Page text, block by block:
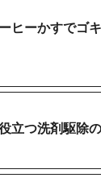
ヒーかすでゴ
立つ洗剤駆除